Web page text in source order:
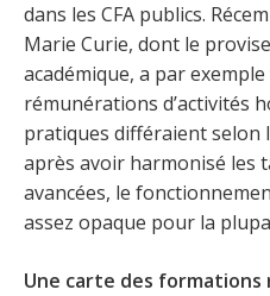
dans les CFA publics.
Marie Curie, dont le
académique, a par
rémunérations d’activités
pratiques différaient selon
après avoir harmonisé les
avancées, le
assez opaque pour la
Une carte des formations